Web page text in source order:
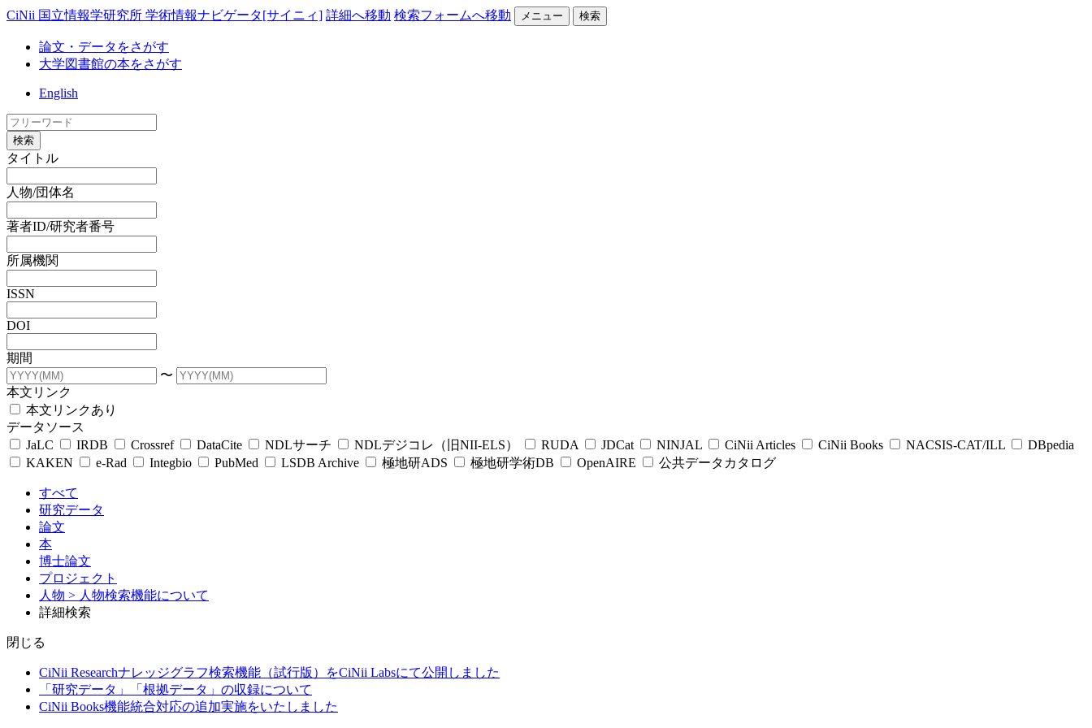
CiNii 国立情報学研究所 学術情報ナビゲータ[サイニィ] 詳細へ移動 検索フォームへ移動 メニュー 検索
論文・データをさがす
大学図書館の本をさがす
English
検索
タイトル
人物/団体名
著者ID/研究者番号
所属機関
ISSN
DOI
期間
〜
本文リンク
本文リンクあり
データソース
JaLC
IRDB Crossref DataCite NDLサーチ NDLデジコレ（旧NII-ELS） RUDA JDCat NINJAL CiNii Articles CiNii Books NACSIS-CAT/ILL
DBpedia
KAKEN
e-Rad Integbio PubMed LSDB Archive 極地研ADS 極地研学術DB OpenAIRE 公共データカタログ
すべて
研究データ
論文
本
博士論文
プロジェクト
人物 > 人物検索機能について
詳細検索
閉じる
CiNii Researchナレッジグラフ検索機能（試行版）をCiNii Labsにて公開しました
「研究データ」「根拠データ」の収録について
CiNii Books機能統合対応の追加実施をいたしました